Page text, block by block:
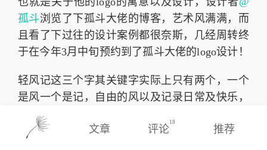
孤斗浏览了下孤斗大佬的博客，艺术风满满，而
且看了下过往的设计案例都很奈斯，几经周转终
于在今年3月中旬预约到了孤斗大佬的logo设计！
轻风记这三个字其关键字实际上只有两个，一个
是风一个是记，自由的风以及记录日常及快乐，
比较可惜的是由于孤斗工作繁忙实在是分身乏
术，这个交易也就不得已结束了。可我还是想要
文章 评论
18
推荐